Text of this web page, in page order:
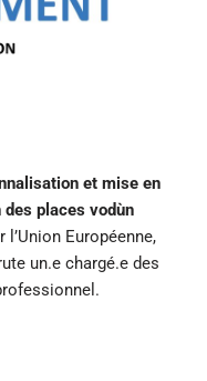
et mise en
places vodùn
l’Union Européenne,
un.e chargé.e des